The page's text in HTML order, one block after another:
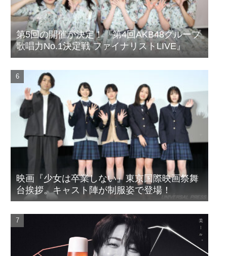
第5回の開催が決定！『第4回AKB48グループ
歌唱力No.1決定戦 ファイナリストLIVE』
映画『少女は卒業しない』東京国際映画祭舞
台挨拶。キャスト陣が制服姿で登場！